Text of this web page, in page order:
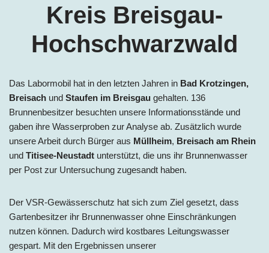
Kreis Breisgau-
Hochschwarzwald
Das Labormobil hat in den letzten Jahren in Bad Krotzingen,
Breisach und Staufen im Breisgau gehalten. 136
Brunnenbesitzer besuchten unsere Informationsstände und
gaben ihre Wasserproben zur Analyse ab. Zusätzlich wurde
unsere Arbeit durch Bürger aus Müllheim, Breisach am Rhein
und Titisee-Neustadt unterstützt, die uns ihr Brunnenwasser
per Post zur Untersuchung zugesandt haben.
Der VSR-Gewässerschutz hat sich zum Ziel gesetzt, dass
Gartenbesitzer ihr Brunnenwasser ohne Einschränkungen
nutzen können. Dadurch wird kostbares Leitungswasser
gespart. Mit den Ergebnissen unserer